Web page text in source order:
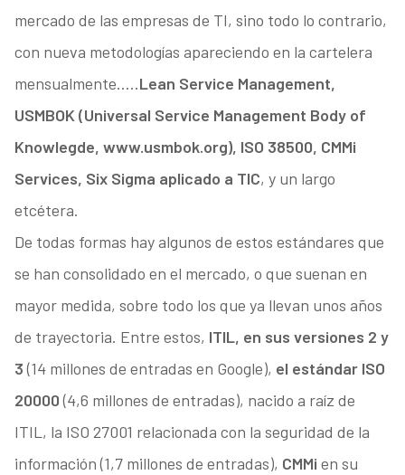
mercado de las empresas de TI, sino todo lo contrario,
con nueva metodologías apareciendo en la cartelera
mensualmente…..Lean Service Management,
USMBOK (Universal Service Management Body of
Knowlegde, www.usmbok.org), ISO 38500, CMMi
Services, Six Sigma aplicado a TIC, y un largo
etcétera.
De todas formas hay algunos de estos estándares que
se han consolidado en el mercado, o que suenan en
mayor medida, sobre todo los que ya llevan unos años
de trayectoria. Entre estos, ITIL, en sus versiones 2 y
3(14 millones de entradas en Google), el estándar ISO
20000(4,6 millones de entradas), nacido a raíz de
ITIL, la ISO 27001 relacionada con la seguridad de la
información (1,7 millones de entradas), CMMi en su